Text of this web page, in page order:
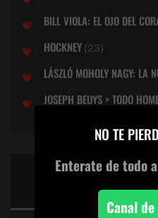
BILL VIOLA: EL OJO DEL
HOCKNEY (23)
LÁSZLÓ MOHOLY NAGY: LA
JOSEPH BEUYS > TODO
NO TE
Enterate de todo
Canal